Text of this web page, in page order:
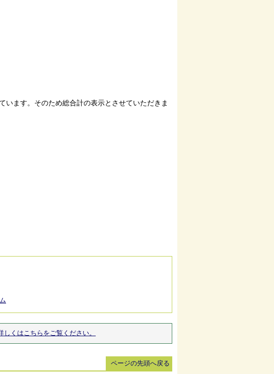
ます。そのため総合計の表示とさせていただきま
くはこちらをご覧ください。
ページの先頭へ戻る